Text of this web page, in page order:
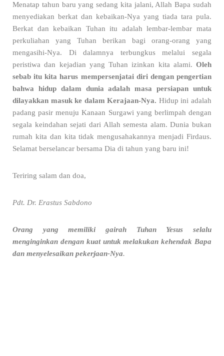
Menatap tahun baru yang sedang kita jalani, Allah Bapa sudah
menyediakan berkat dan kebaikan-Nya yang tiada tara pula.
Berkat dan kebaikan Tuhan itu adalah lembar-lembar mata
perkuliahan yang Tuhan berikan bagi orang-orang yang
mengasihi-Nya. Di dalamnya terbungkus melalui segala
peristiwa dan kejadian yang Tuhan izinkan kita alami. Oleh
sebab itu kita harus mempersenjatai diri dengan pengertian
bahwa hidup dalam dunia adalah masa persiapan untuk
dilayakkan masuk ke dalam Kerajaan-Nya. Hidup ini adalah
padang pasir menuju Kanaan Surgawi yang berlimpah dengan
segala keindahan sejati dari Allah semesta alam. Dunia bukan
rumah kita dan kita tidak mengusahakannya menjadi Firdaus.
Selamat berselancar bersama Dia di tahun yang baru ini!
Teriring salam dan doa,
Pdt. Dr. Erastus Sabdono
Orang yang memiliki gairah Tuhan Yesus selalu
menginginkan dengan kuat untuk melakukan kehendak Bapa
dan menyelesaikan pekerjaan-Nya.